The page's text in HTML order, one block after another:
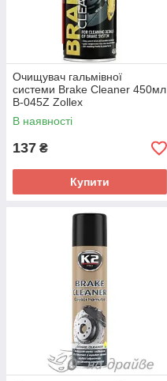
Очищувач гальмівної
системи Brake Cleaner 450мл
B-045Z Zollex
В наявності
137 ₴
Купити